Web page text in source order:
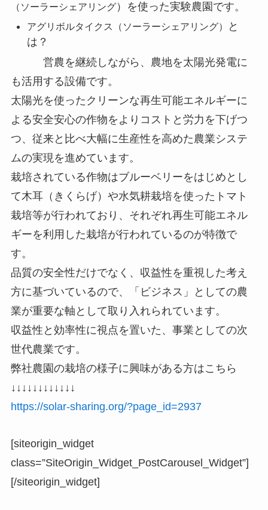
（ソーラーシェアリング）を使った実験農園です。
アグリボルタイクス（ソーラーシェアリング）
と
は？
営農を継続しながら、農地を太陽光発電に
も活用する設備です。
太陽光を使ったクリーンな再生可能エネルギーに
よる安全安心の作物をよりコストと労力を下げつ
つ、従来と比べ大幅に生産性を高めた農業システ
ムの実現を進めています。
栽培されている作物はブルーベリーをはじめとし
て木耳（きくらげ）や水気耕栽培を使ったトマト
栽培等が行われており、それぞれ再生可能エネル
ギーを利用した栽培が行われているのが特徴で
す。
品質の安全性だけでなく、収益性を重視した考え
方に基づいているので、「ビジネス」としての農
業が重要な軸として取り入れられています。
収益性と効率性に視点を置いた、事業としての次
世代農業です。
弊社農園の栽培の様子に興味がある方はこちら
↓↓↓↓↓↓↓↓↓↓↓↓
https://solar-sharing.org/?page_id=2937
[siteorigin_widget
class=”SiteOrigin_Widget_PostCarousel_Widget”]
[/siteorigin_widget]